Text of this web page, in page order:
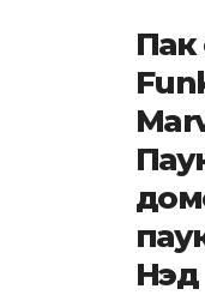
Нэд